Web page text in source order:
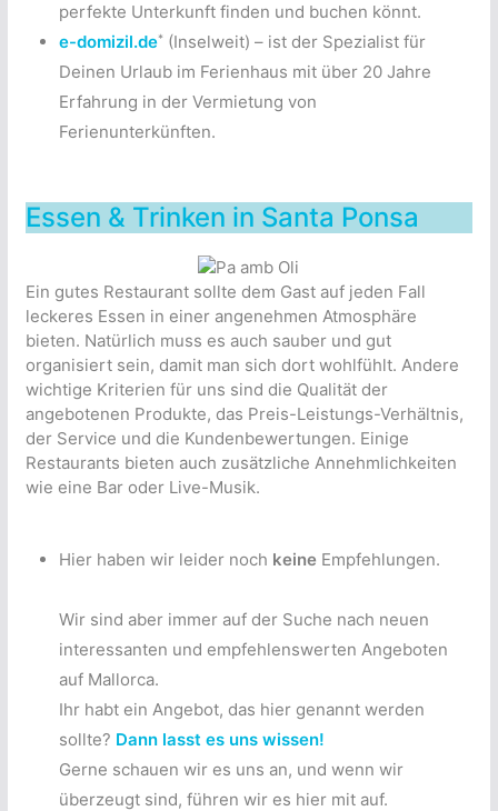
perfekte Unterkunft finden und buchen könnt.
e-domizil.de*(Inselweit) – ist der Spezialist für
Deinen Urlaub im Ferienhaus mit über 20 Jahre
Erfahrung in der Vermietung von
Ferienunterkünften.
Essen & Trinken in Santa Ponsa
Ein gutes Restaurant sollte dem Gast auf jeden Fall
leckeres Essen in einer angenehmen Atmosphäre
bieten. Natürlich muss es auch sauber und gut
organisiert sein, damit man sich dort wohlfühlt. Andere
wichtige Kriterien für uns sind die Qualität der
angebotenen Produkte, das Preis-Leistungs-Verhältnis,
der Service und die Kundenbewertungen. Einige
Restaurants bieten auch zusätzliche Annehmlichkeiten
wie eine Bar oder Live-Musik.
Hier haben wir leider noch keine Empfehlungen.
Wir sind aber immer auf der Suche nach neuen
interessanten und empfehlenswerten Angeboten
auf Mallorca.
Ihr habt ein Angebot, das hier genannt werden
sollte? Dann lasst es uns wissen!
Gerne schauen wir es uns an, und wenn wir
überzeugt sind, führen wir es hier mit auf.